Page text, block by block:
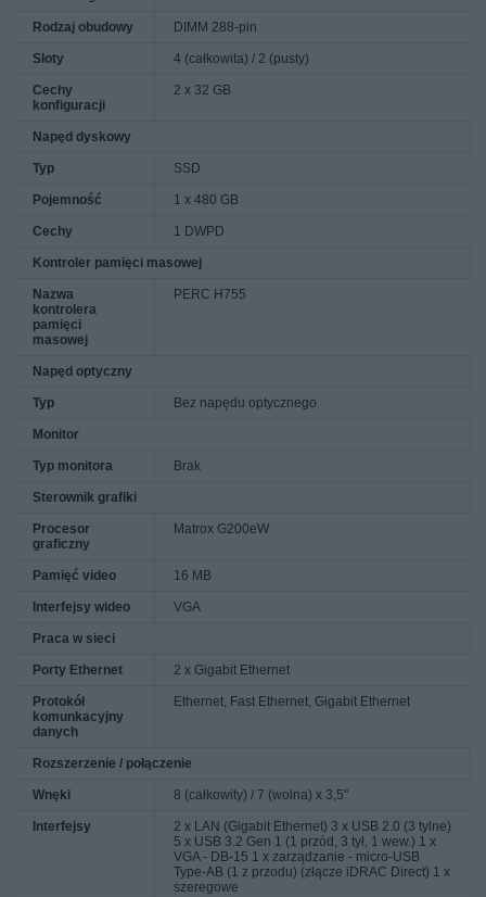
Rodzaj obudowy DIMM 288-pin
Sloty 4 (całkowita) / 2 (pusty)
Cechy
konfiguracji
2 x 32 GB
Napęd dyskowy
Typ SSD
Pojemność 1 x 480 GB
Cechy 1 DWPD
Kontroler pamięci masowej
Nazwa
kontrolera
pamięci
masowej
PERC H755
Napęd optyczny
Typ Bez napędu optycznego
Monitor
Typ monitora Brak
Sterownik grafiki
Procesor
graficzny
Matrox G200eW
Pamięć video 16 MB
Interfejsy wideo VGA
Praca w sieci
Porty Ethernet 2 x Gigabit Ethernet
Protokół
komunkacyjny
danych
Ethernet, Fast Ethernet, Gigabit Ethernet
Rozszerzenie / połączenie
Wnęki 8 (całkowity) / 7 (wolna) x 3,5"
Interfejsy
2 x LAN (Gigabit Ethernet) 3 x USB 2.0 (3 tylne)
5 x USB 3.2 Gen 1 (1 przód, 3 tył, 1 wew.) 1 x
VGA - DB-15 1 x zarządzanie - micro-USB
Type-AB (1 z przodu) (złącze iDRAC Direct) 1 x
szeregowe